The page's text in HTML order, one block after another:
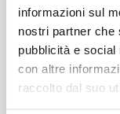
informazioni sul
nostri partner che
pubblicità e
con altre
raccolto dal suo